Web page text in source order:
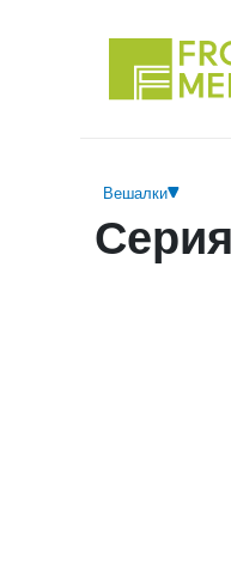
Вешалки